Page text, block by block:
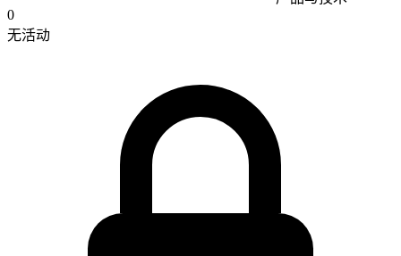
0
无活动